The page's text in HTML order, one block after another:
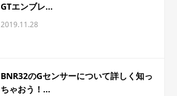
GTエンブレ...
2019.11.28
BNR32のGセンサーについて詳しく知っ
ちゃおう！...